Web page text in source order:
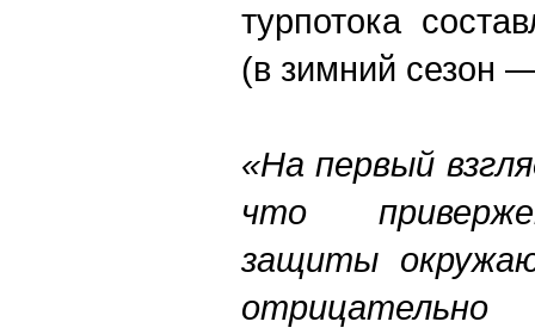
турпотока
(в зимний сезон
«На первый
что
защиты